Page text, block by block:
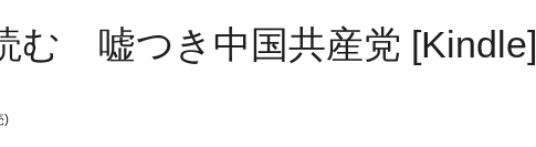
む 嘘つき中国共産党 [Kindle]
)